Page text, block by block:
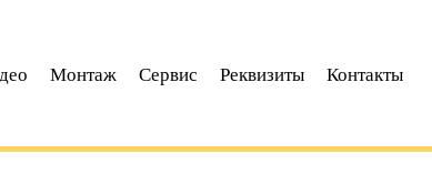
Монтаж Сервис Реквизиты Контакты